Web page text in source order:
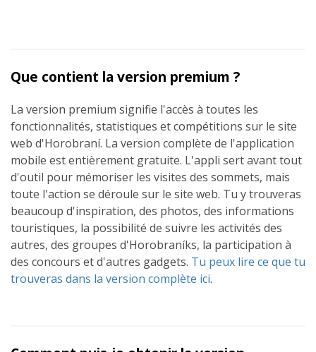
Que contient la version premium ?
La version premium signifie l'accès à toutes les
fonctionnalités, statistiques et compétitions sur le site
web d'Horobraní. La version complète de l'application
mobile est entièrement gratuite. L'appli sert avant tout
d'outil pour mémoriser les visites des sommets, mais
toute l'action se déroule sur le site web. Tu y trouveras
beaucoup d'inspiration, des photos, des informations
touristiques, la possibilité de suivre les activités des
autres, des groupes d'Horobraníks, la participation à
des concours et d'autres gadgets. Tu peux lire ce que tu
trouveras dans la version complète ici.